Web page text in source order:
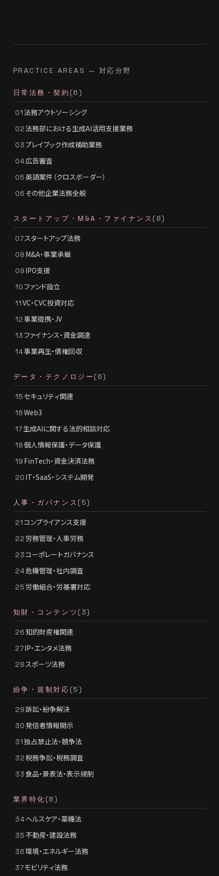
PRACTICE AREAS — 対応分野
日常法務・契約 (6)
01法務アウトソーシング
02法務部における生成AI活用支援業務
03プレイブック作成補助業務
04広告審査
05英語案件（クロスボーダー）
06 その他企業法務全般
スタートアップ・M&A・ファイナンス (8)
07スタートアップ法務
08 M&A・事業承継
09 IPO支援
10 ファンド設立
11VC・CVC投資対応
12事業提携・JV
13 ファイナンス・資金調達
14事業再生・債権回収
データ・テクノロジー (6)
15セキュリティ関連
16Web3
17生成AIに関する法的相談対応
18個人情報保護・データ保護
19 FinTech・資金決済法務
20 IT・SaaS・システム開発
人事・ガバナンス (5)
21コンプライアンス支援
22 労務管理・人事労務
23コーポレートガバナンス
24危機管理・社内調査
25 労働組合・労基署対応
知財・コンテンツ (3)
26 知的財産権関連
27IP・エンタメ法務
28 スポーツ法務
紛争・規制対応 (5)
29訴訟・紛争解決
30 発信者情報開示
31独占禁止法・競争法
32税務争訟・税務調査
33食品・景表法・表示規制
業界特化 (8)
34ヘルスケア・薬機法
35不動産・建設法務
36環境・エネルギー法務
37モビリティ法務